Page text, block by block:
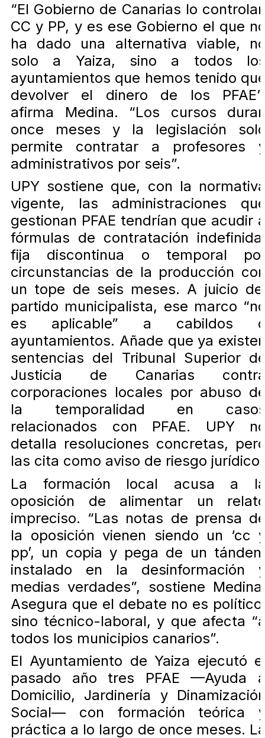
“El Gobierno de Canarias lo
CC y PP, y es ese Gobierno el que
ha dado una alternativa viable,
solo a Yaiza, sino a todos
ayuntamientos que hemos tenido
devolver el dinero de los
afirma Medina. “Los cursos
once meses y la legislación
permite contratar a profesores
administrativos por seis”.
UPY sostiene que, con la
vigente, las administraciones
gestionan PFAE tendrían que acudir
fórmulas de contratación
fija discontinua o temporal
circunstancias de la producción
un tope de seis meses. A juicio
partido municipalista, ese marco
es aplicable” a cabildos
ayuntamientos. Añade que ya
sentencias del Tribunal Superior
Justicia de Canarias
corporaciones locales por abuso
la temporalidad en
relacionados con PFAE. UPY
detalla resoluciones concretas,
las cita como aviso de riesgo jurídico.
La formación local acusa a
oposición de alimentar un
impreciso. “Las notas de prensa
la oposición vienen siendo un ‘cc
pp’, un copia y pega de un
instalado en la desinformación
medias verdades”, sostiene
Asegura que el debate no es
sino técnico-laboral, y que afecta
todos los municipios canarios”.
El Ayuntamiento de Yaiza ejecutó
pasado año tres PFAE —Ayuda
Domicilio, Jardinería y
Social— con formación teórica
práctica a lo largo de once meses.